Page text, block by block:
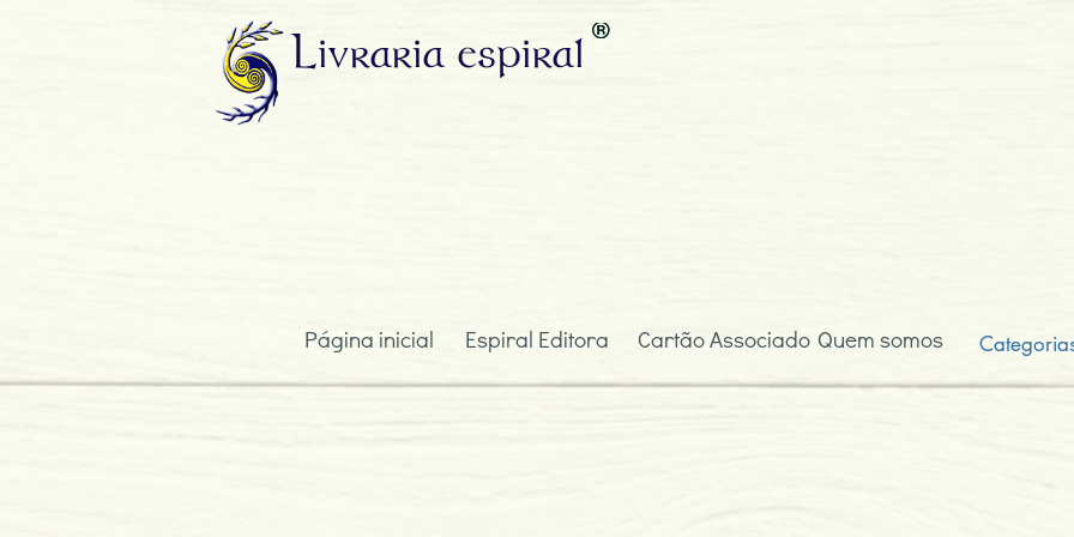
Livraria espiral
Página inicial Espiral Editora Cartão Associado Quem somos